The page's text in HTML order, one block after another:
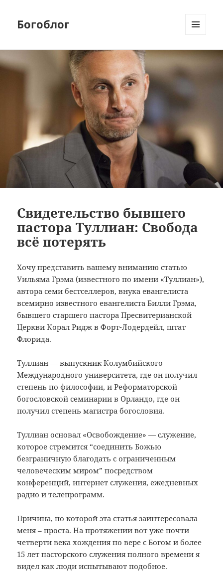
Богоблог
ВИДЖЕТЫ
Свидетельство бывшего
пастора Туллиан: Свобода
всё потерять
Хочу представить вашему вниманию статью
Уильяма Грэма (известного по имени «Туллиан»),
автора семи бестселлеров, внука евангелиста
всемирно известного евангелиста Билли Грэма,
бывшего старшего пастора Пресвитерианской
Церкви Корал Ридж в Форт-Лодердейл, штат
Флорида.
Туллиан — выпускник Колумбийского
Международного университета, где он получил
степень по философии, и Реформаторской
богословской семинарии в Орландо, где он
получил степень магистра богословия.
Туллиан основал «Освобождение» — служение,
которое стремится “соединить Божью
безграничную благодать с ограниченным
человеческим миром” посредством
конференций, интернет служения, ежедневных
радио и телепрограмм.
Причина, по которой эта статья заинтересовала
меня – проста. На протяжении вот уже почти
четверти века хождения по вере с Богом и более
15 лет пасторского служения полного времени я
видел как люди испытывают подобное.